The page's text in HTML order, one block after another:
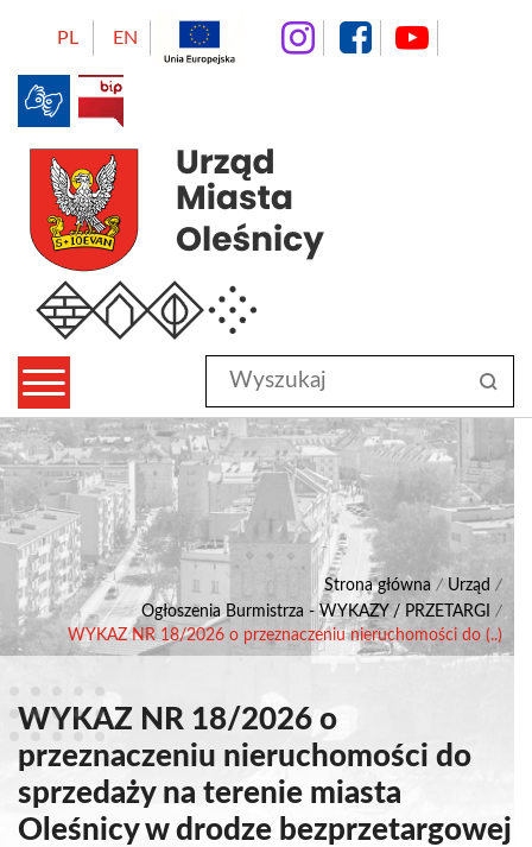
PL EN instagram
Wyszukaj
w
serwisie
Strona główna / Urząd /
Ogłoszenia Burmistrza - WYKAZY / PRZETARGI /
WYKAZ NR 18/2026 o przeznaczeniu nieruchomości do (..)
WYKAZ NR 18/2026 o
przeznaczeniu nieruchomości do
sprzedaży na terenie miasta
Oleśnicy w drodze bezprzetargowej